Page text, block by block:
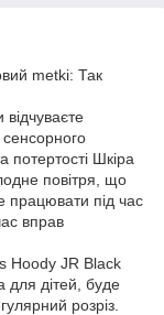
metki: Так
відчуваєте
потертості Шкіра
повітря, що
працювати під час
вправ
Hoody JR Black
для дітей, буде
розріз.